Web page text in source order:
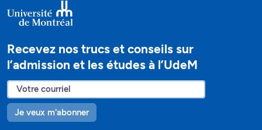
Recevez nos trucs et conseils sur
l’admission et les études à l’UdeM
Je veux m'abonner